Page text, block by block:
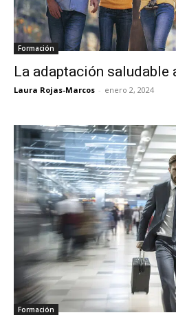
Formación
La adaptación saludable
Laura Rojas-Marcos - enero 2, 2024
Formación